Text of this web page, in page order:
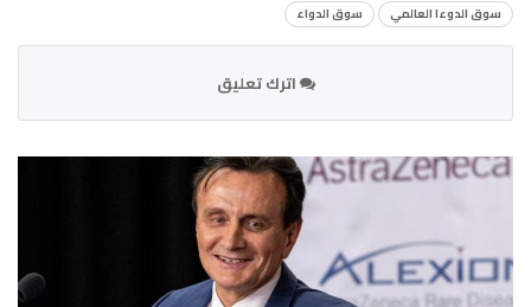
سوق الدوءا العالمي
سوق الدواء
اترك تعليق